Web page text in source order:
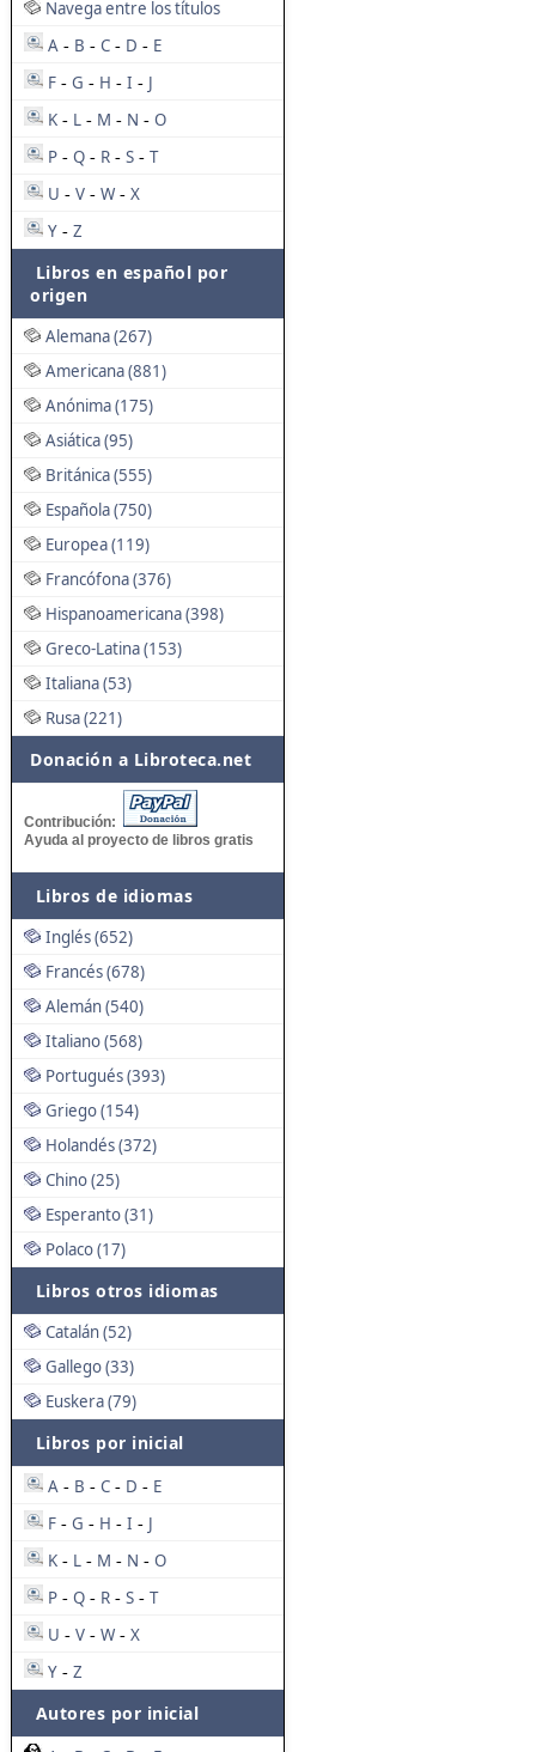
Navega entre los títulos
A - B - C - D - E
F - G - H - I - J
K - L - M - N - O
P - Q - R - S - T
U - V - W - X
Y - Z
Libros en español por
origen
Alemana (267)
Americana (881)
Anónima (175)
Asiática (95)
Británica (555)
Española (750)
Europea (119)
Francófona (376)
Hispanoamericana (398)
Greco-Latina (153)
Italiana (53)
Rusa (221)
Donación a Libroteca.net
Contribución:
Ayuda al proyecto de libros gratis
Libros de idiomas
Inglés (652)
Francés (678)
Alemán (540)
Italiano (568)
Portugués (393)
Griego (154)
Holandés (372)
Chino (25)
Esperanto (31)
Polaco (17)
Libros otros idiomas
Catalán (52)
Gallego (33)
Euskera (79)
Libros por inicial
A - B - C - D - E
F - G - H - I - J
K - L - M - N - O
P - Q - R - S - T
U - V - W - X
Y - Z
Autores por inicial